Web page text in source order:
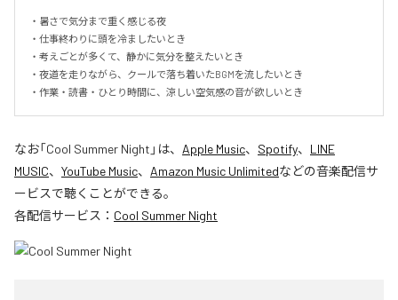
・暑さで気分まで重く感じる夜
・仕事終わりに頭を冷ましたいとき
・考えごとが多くて、静かに気分を整えたいとき
・夜道を走りながら、クールで落ち着いたBGMを流したいとき
・作業・読書・ひとり時間に、涼しい空気感の音が欲しいとき
なお「Cool Summer Night 」は、 Apple Music、 Spotify、 LINE
MUSIC、 YouTube Music、 Amazon Music Unlimitedなどの音楽配信サ
ービスで聴くことができる。
各配信サービス： Cool Summer Night